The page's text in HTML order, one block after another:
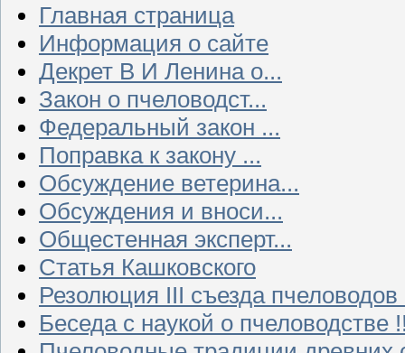
Главная страница
Информация о сайте
Декрет В И Ленина о...
Закон о пчеловодст...
Федеральный закон ...
Поправка к закону ...
Обсуждение ветерина...
Обсуждения и вноси...
Общестенная эксперт...
Статья Кашковского
Резолюция III съезда
Беседа с наукой о пчеловодстве